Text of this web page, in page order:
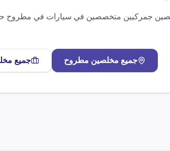
جمركيين متخصصين في سيارات في مطروح
جميع مخلصين مطروح جميع